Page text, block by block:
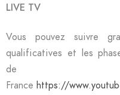
LIVE TV
Vous pouvez suivre
qualificatives et les
France https://